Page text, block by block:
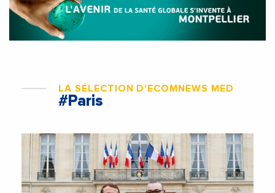
LA SÉLECTION D'ECOMNEWS MED
#Paris